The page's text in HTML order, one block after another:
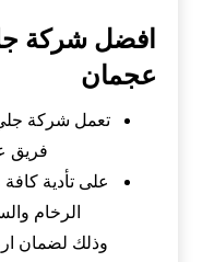
افضل شركة
عجمان
تعمل شركة جلي
فريق
على تأدية
الرخام
وذلك لضمان